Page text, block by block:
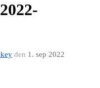
den 1. sep 2022